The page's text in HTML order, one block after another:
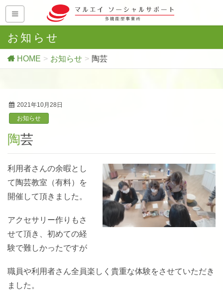
お知らせ
HOME お知らせ 陶芸
2021年10月28日
お知らせ
陶芸
利用者さんの余暇とし
て陶芸教室（有料）を
開催して頂きました。
アクセサリー作りもさ
せて頂き、初めての経
験で難しかったですが
職員や利用者さん全員楽しく貴重な体験をさせていただき
ました。